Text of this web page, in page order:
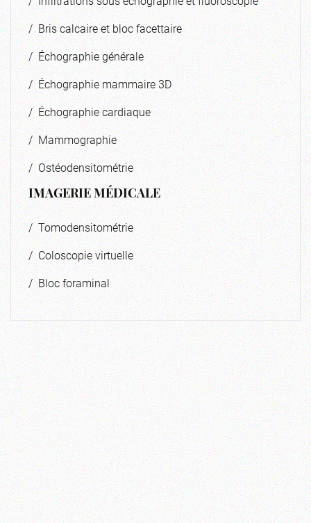
/ Bris calcaire et bloc facettaire
/ Échographie générale
/ Échographie mammaire 3D
/ Échographie cardiaque
/ Mammographie
/ Ostéodensitométrie
IMAGERIE MÉDICALE
/ Tomodensitométrie
/ Coloscopie virtuelle
/ Bloc foraminal